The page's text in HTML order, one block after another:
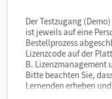
Der Testzugang
ist jeweils auf eine
Bestellprozess
Lizenzcode auf der
B. Lizenzmanagement
Bitte beachten Sie,
Lernenden erheben